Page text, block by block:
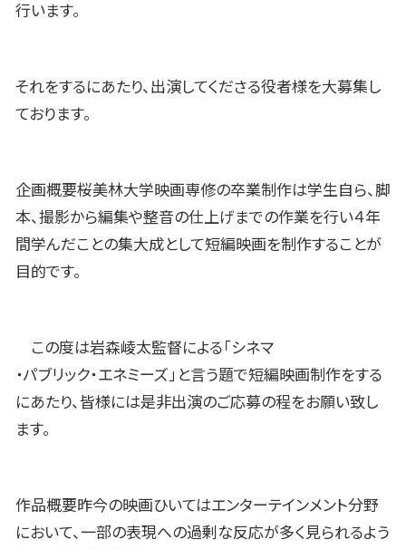
行います。
それをするにあたり、出演してくださる役者様を大募集し
ております。
企画概要桜美林大学映画専修の卒業制作は学生自ら、脚
本、撮影から編集や整音の仕上げまでの作業を行い４年
間学んだことの集大成として短編映画を制作することが
目的です。
この度は岩森崚太監督による「シネマ
・パブリック・エネミーズ」と言う題で短編映画制作をする
にあたり、皆様には是非出演のご応募の程をお願い致し
ます。
作品概要昨今の映画ひいてはエンターテインメント分野
において、一部の表現への過剰な反応が多く見られるよう